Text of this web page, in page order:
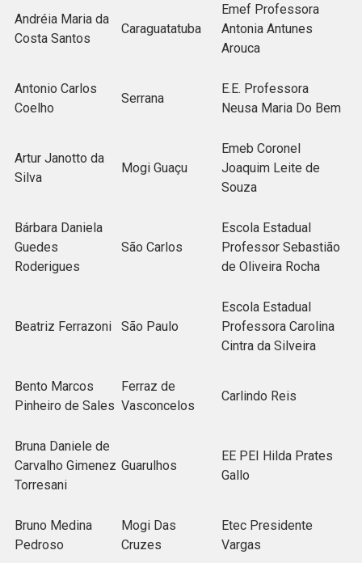
Andréia Maria da
Costa Santos
Caraguatatuba
Emef Professora
Antonia Antunes
Arouca
Antonio Carlos
Coelho
Serrana
E.E. Professora
Neusa Maria Do Bem
Artur Janotto da
Silva
Mogi Guaçu
Emeb Coronel
Joaquim Leite de
Souza
Bárbara Daniela
Guedes
Roderigues
São Carlos
Escola Estadual
Professor Sebastião
de Oliveira Rocha
Beatriz Ferrazoni São Paulo
Escola Estadual
Professora Carolina
Cintra da Silveira
Bento Marcos
Pinheiro de Sales
Ferraz de
Vasconcelos
Carlindo Reis
Bruna Daniele de
Carvalho Gimenez
Torresani
Guarulhos
EE PEI Hilda Prates
Gallo
Bruno Medina
Pedroso
Mogi Das
Cruzes
Etec Presidente
Vargas